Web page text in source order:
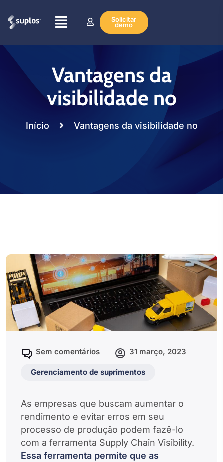
Solicitar
demo
Vantagens da
visibilidade no
Início Vantagens da visibilidade no
Sem comentários 31 março, 2023
Gerenciamento de suprimentos
As empresas que buscam aumentar o
rendimento e evitar erros em seu
processo de produção podem fazê-lo
com a ferramenta Supply Chain Visibility.
Essa ferramenta permite que as